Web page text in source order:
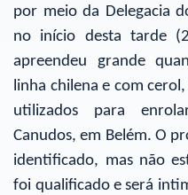
por meio da Delegacia
no início desta tarde
apreendeu grande
linha chilena e com
utilizados para
Canudos, em Belém. O
identificado, mas não
foi qualificado e será